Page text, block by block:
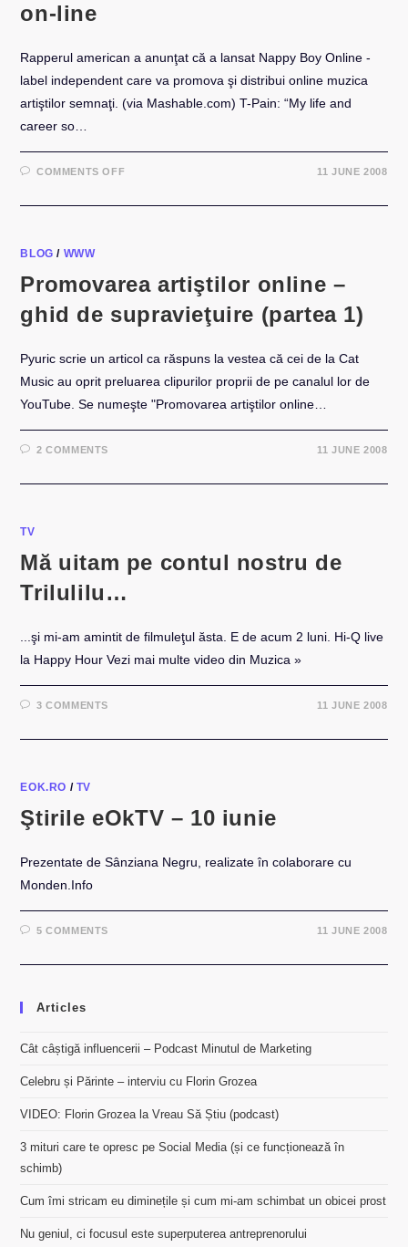
on-line
Rapperul american a anunţat că a lansat Nappy Boy Online -
label independent care va promova şi distribui online muzica
artiştilor semnaţi. (via Mashable.com) T-Pain: “My life and
career so…
COMMENTS OFFON
LANSEAZĂ
11 JUNE 2008
BLOG / WWW
Promovarea artiştilor online –
ghid de supravieţuire (partea 1)
Pyuric scrie un articol ca răspuns la vestea că cei de la Cat
Music au oprit preluarea clipurilor proprii de pe canalul lor de
YouTube. Se numeşte "Promovarea artiştilor online…
2 COMMENTS 11 JUNE 2008
TV
Mă uitam pe contul nostru de
Trilulilu…
...şi mi-am amintit de filmuleţul ăsta. E de acum 2 luni. Hi-Q live
la Happy Hour Vezi mai multe video din Muzica »
3 COMMENTS 11 JUNE 2008
EOK.RO / TV
Ştirile eOkTV – 10 iunie
Prezentate de Sânziana Negru, realizate în colaborare cu
Monden.Info
5 COMMENTS 11 JUNE 2008
Articles
Cât câștigă influencerii – Podcast Minutul de Marketing
Celebru și Părinte – interviu cu Florin Grozea
VIDEO: Florin Grozea la Vreau Să Știu (podcast)
3 mituri care te opresc pe Social Media (și ce funcționează în
schimb)
Cum îmi stricam eu diminețile și cum mi-am schimbat un obicei prost
Nu geniul, ci focusul este superputerea antreprenorului